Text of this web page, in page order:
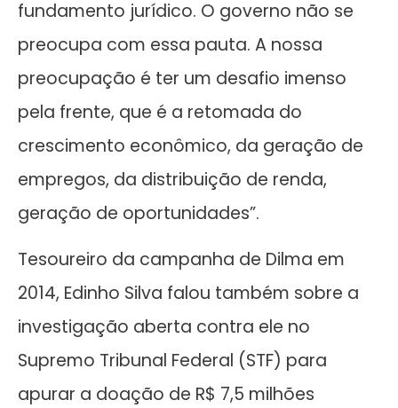
fundamento jurídico. O governo não se
preocupa com essa pauta. A nossa
preocupação é ter um desafio imenso
pela frente, que é a retomada do
crescimento econômico, da geração de
empregos, da distribuição de renda,
geração de oportunidades”.
Tesoureiro da campanha de Dilma em
2014, Edinho Silva falou também sobre a
investigação aberta contra ele no
Supremo Tribunal Federal (STF) para
apurar a doação de R$ 7,5 milhões